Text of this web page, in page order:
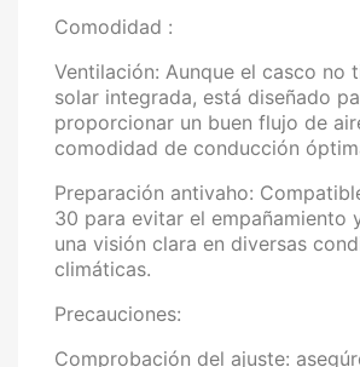
Comodidad :
Ventilación: Aunque el casco no
solar integrada, está diseñado
proporcionar un buen flujo de
comodidad de conducción
Preparación antivaho:
30 para evitar el empañamiento
una visión clara en diversas
climáticas.
Precauciones:
Comprobación del ajuste: